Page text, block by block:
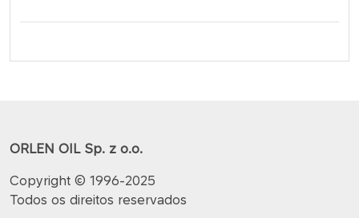
ORLEN OIL Sp. z o.o.
Copyright © 1996-2025
Todos os direitos reservados